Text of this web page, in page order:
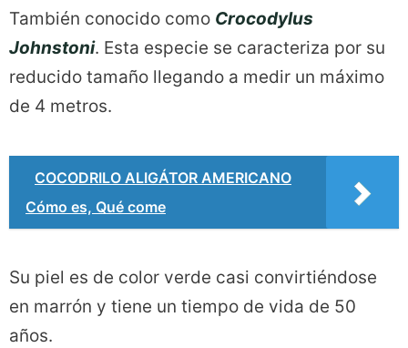
También conocido como Crocodylus
Johnstoni. Esta especie se caracteriza por su
reducido tamaño llegando a medir un máximo
de 4 metros.
COCODRILO ALIGÁTOR AMERICANO
Cómo es, Qué come
Su piel es de color verde casi convirtiéndose
en marrón y tiene un tiempo de vida de 50
años.